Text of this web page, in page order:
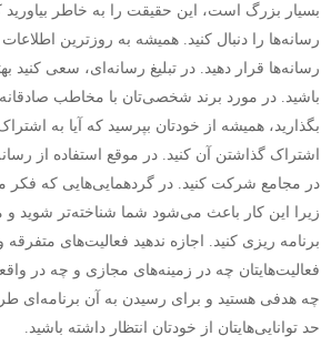
بسیار بزرگ است، این حقیقت را به خاطر
رسانه‌ها را دنبال کنید. همیشه به روزترین
رسانه‌ها قرار دهید. در تبلیغ رسانه‌ای، سعی کنید
باشید. در مورد برند شخصی‌تان با مخاطب
بگذارید، همیشه از خودتان بپرسید که آیا به
اشتراک گذاشتن آن کنید. در موقع استفاده از
در مجامع شرکت کنید. در گردهمایی‌هایی که فکر
زیرا این کار باعث می‌شود شما شناخته‌تر
برنامه ریزی کنید. اجازه ندهید فعالیت‌های
فعالیت‌هایتان چه در زمینه‌های مجازی و چه در
چه هدفی هستید و برای رسیدن به آن برنامه‌ای
حد توانایی‌هایتان از خودتان انتظار داشته باشید.